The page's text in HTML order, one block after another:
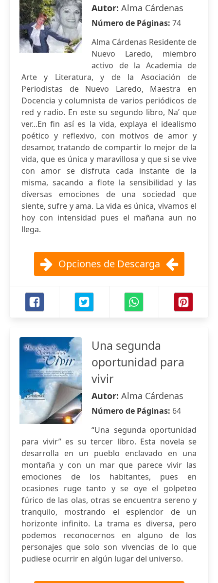
Autor: Alma Cárdenas
Número de Páginas: 74
Alma Cárdenas Residente de
Nuevo Laredo, miembro
activo de la Academia de
Arte y Literatura, y de la Asociación de
Periodistas de Nuevo Laredo, Maestra en
Docencia y columnista de varios periódicos de
red y radio. En este su segundo libro, Na’ que
ver...En fin así es la vida, explaya el idealismo
poético y reflexivo, con motivos de amor y
desamor, tratando de compartir lo mejor de la
vida, que es única y maravillosa y que si se vive
con amor se disfruta cada instante de la
misma, sacando a flote la sensibilidad y las
diversas emociones de una sociedad que
siente, sufre y ama. La vida es única, vivamos el
hoy con intensidad pues el mañana aun no
llega.
Opciones de Descarga
Una segunda
oportunidad para
vivir
Autor: Alma Cárdenas
Número de Páginas: 64
“Una segunda oportunidad
para vivir” es su tercer libro. Esta novela se
desarrolla en un pueblo enclavado en una
montaña y con un mar que parece vivir las
emociones de los habitantes, pues en
ocasiones ruge tanto y se oye el golpeteo
fúrico de las olas, otras se encuentra sereno y
tranquilo, mostrando el esplendor de un
horizonte infinito. La trama es diversa, pero
podemos reconocernos en alguno de los
personajes que solo son vivencias de lo que
pudiese ocurrir en algún lugar del universo.